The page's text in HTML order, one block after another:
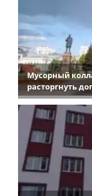
Мусорный
расторгнуть